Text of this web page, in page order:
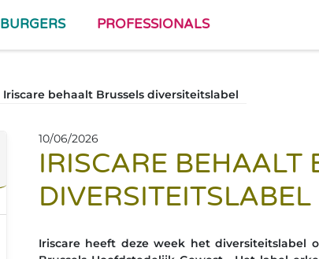
BURGERS PROFESSIONALS
Iriscare behaalt Brussels diversiteitslabel
10/06/2026
IRISCARE BEHAALT
DIVERSITEITSLABEL
Iriscare heeft deze week het